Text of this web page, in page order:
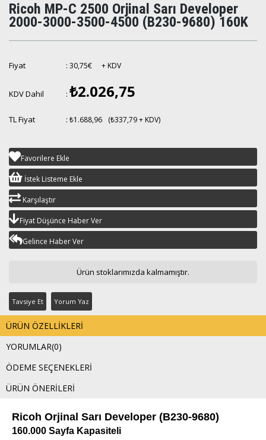
Ricoh MP-C 2500 Orjinal Sarı Developer
2000-3000-3500-4500 (B230-9680) 160K
Fiyat : 30,75€ + KDV
KDV Dahil : ₺2.026,75
TL Fiyat : ₺1.688,96 (₺337,79 + KDV)
Favorilere Ekle
İstek Listeme Ekle
Karşılaştır
Fiyat Düşünce Haber Ver
Gelince Haber Ver
Ürün stoklarımızda kalmamıştır.
Tavsiye Et Yorum Yaz
ÜRÜN ÖZELLIKLERI
YORUMLAR(0)
ÖDEME SEÇENEKLERI
ÜRÜN ÖNERILERI
Ricoh Orjinal Sarı Developer (B230-9680)
160.000 Sayfa Kapasiteli